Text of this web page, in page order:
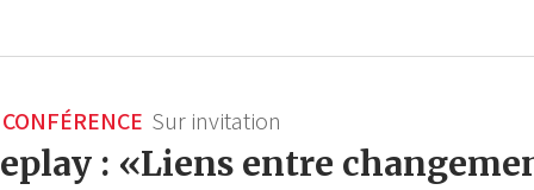
Sur invitation
: «Liens entre